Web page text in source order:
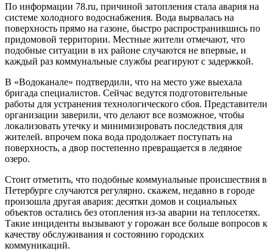
По информации 78.ru, причиной затопления стала авария на
системе холодного водоснабжения. Вода вырвалась на
поверхность прямо на газоне, быстро распространившись по
придомовой территории. Местные жители отмечают, что
подобные ситуации в их районе случаются не впервые, и
каждый раз коммунальные службы реагируют с задержкой.
В «Водоканале» подтвердили, что на место уже выехала
бригада специалистов. Сейчас ведутся подготовительные
работы для устранения технологического сбоя. Представители
организации заверили, что делают все возможное, чтобы
локализовать утечку и минимизировать последствия для
жителей. впрочем пока вода продолжает поступать на
поверхность, а двор постепенно превращается в ледяное
озеро.
Стоит отметить, что подобные коммунальные происшествия в
Петербурге случаются регулярно. скажем, недавно в городе
произошла другая авария: десятки домов и социальных
объектов остались без отопления из-за аварии на теплосетях.
Такие инциденты вызывают у горожан все больше вопросов к
качеству обслуживания и состоянию городских
коммуникаций.